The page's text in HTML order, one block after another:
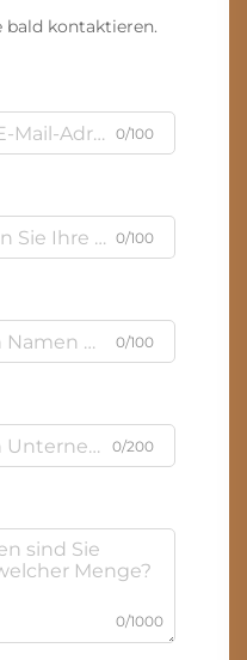
bald kontaktieren.
0/100
0/100
0/100
0/200
0/1000